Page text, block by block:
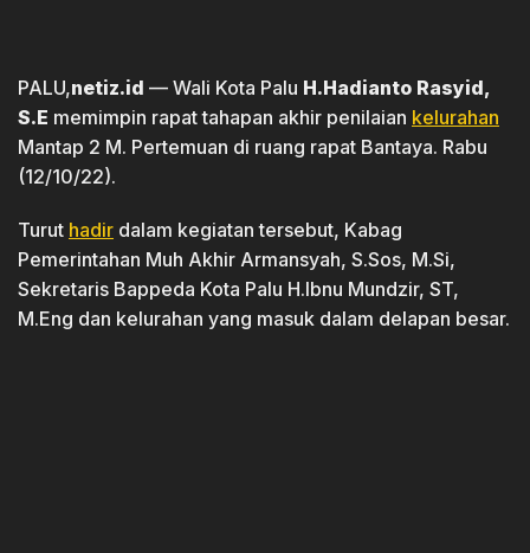
PALU,netiz.id — Wali Kota Palu H.Hadianto Rasyid,
S.E memimpin rapat tahapan akhir penilaian kelurahan
Mantap 2 M. Pertemuan di ruang rapat Bantaya. Rabu
(12/10/22).
Turut hadir dalam kegiatan tersebut, Kabag
Pemerintahan Muh Akhir Armansyah, S.Sos, M.Si,
Sekretaris Bappeda Kota Palu H.Ibnu Mundzir, ST,
M.Eng dan kelurahan yang masuk dalam delapan besar.